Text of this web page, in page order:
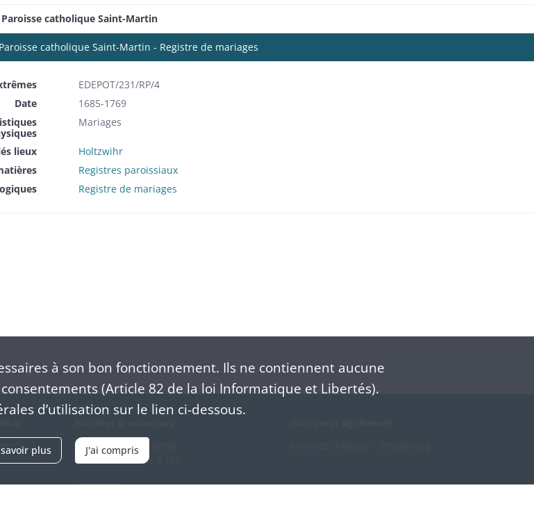
catholique Saint-Martin
catholique Saint-Martin - Registre de mariages
EDEPOT/231/RP/4
Date
1685-1769
Mariages
lieux
Holtzwihr
Registres paroissiaux
Registre de mariages
Du mardi au vendredi
en continu de 9h à 17h
à son bon fonctionnement. Ils ne contiennent aucune
(Article 82 de la loi Informatique et Libertés).
d’utilisation sur le lien ci-dessous.
plus J'ai compris